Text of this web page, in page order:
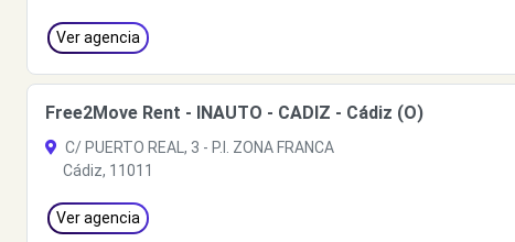
Ver agencia
Free2Move Rent - INAUTO - CADIZ - Cádiz (O)
C/ PUERTO REAL, 3 - P.I. ZONA FRANCA
Cádiz, 11011
Ver agencia